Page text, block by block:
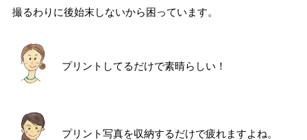
撮るわりに後始末しないから困っています。
プリントしてるだけで素晴らしい！
プリント写真を収納するだけで疲れますよね。